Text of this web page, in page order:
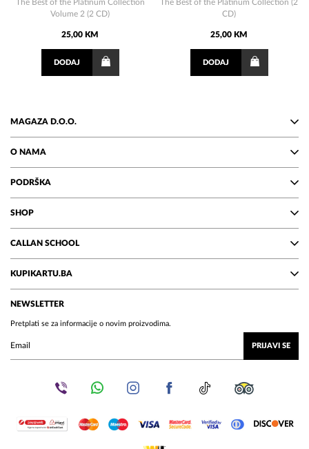
The Best of the Platinum Collection
Volume 2 (2 CD)
25,00 KM
DODAJ
The Best of the Platinum Collection (2
CD)
25,00 KM
DODAJ
MAGAZA D.O.O.
O NAMA
PODRŠKA
SHOP
CALLAN SCHOOL
KUPIKARTU.BA
NEWSLETTER
Pretplati se za informacije o novim proizvodima.
PRIJAVI SE